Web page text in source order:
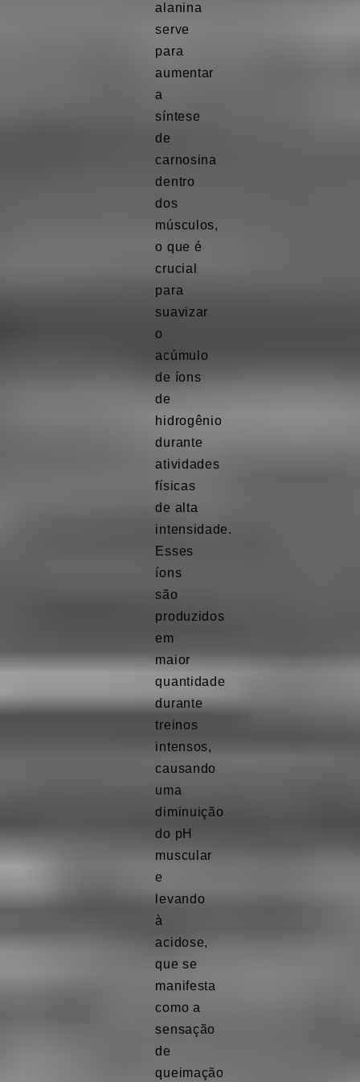
alanina
serve
para
aumentar
a
síntese
de
carnosina
dentro
dos
músculos,
o que é
crucial
para
suavizar
o
acúmulo
de íons
de
hidrogênio
durante
atividades
físicas
de alta
intensidade.
Esses
íons
são
produzidos
em
maior
quantidade
durante
treinos
intensos,
causando
uma
diminuição
do pH
muscular
e
levando
à
acidose,
que se
manifesta
como a
sensação
de
queimação